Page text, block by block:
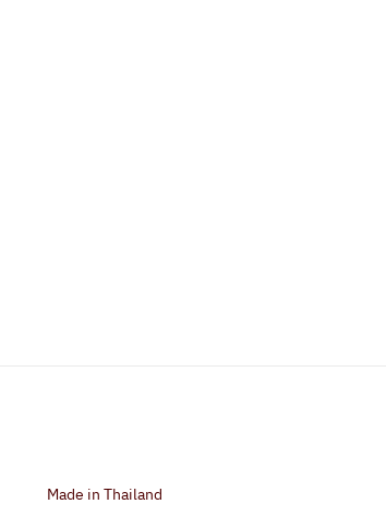
Made in Thailand